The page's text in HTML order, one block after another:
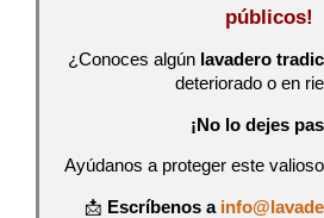
públicos!
¿Conoces algún lavadero
deteriorado o en
¡No lo dejes
Ayúdanos a proteger este
📩 Escríbenos a